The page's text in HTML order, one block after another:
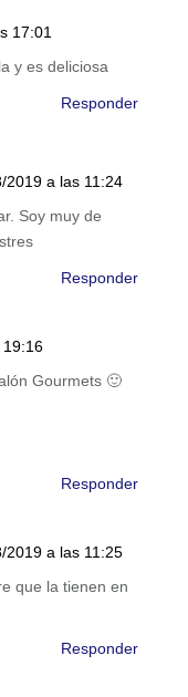
17:01
y es deliciosa
Responder
2019 a las 11:24
Soy muy de
Responder
Gourmets 🙂
Responder
2019 a las 11:25
que la tienen en
Responder